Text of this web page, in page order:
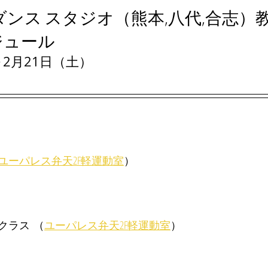
ス スタジオ（熊本,八代,合志）
ール
月21日（土）
ーパレス弁天2F軽運動室）
ス  （ユーパレス弁天2F軽運動室）